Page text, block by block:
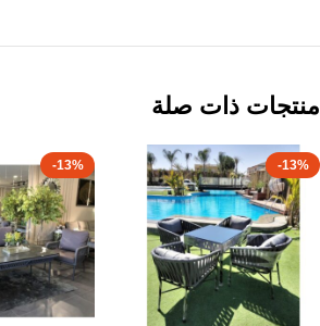
منتجات ذات صلة
-13%
-13%